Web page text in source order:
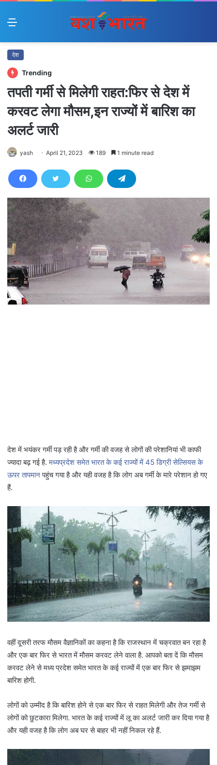
Menu
देश
Trending
तपती गर्मी से मिलेगी राहत:फिर से देश में
करवट लेगा मौसम,इन राज्यों में बारिश का
अलर्ट जारी
yash April 21, 2023 189 1 minute read
देश में भयंकर गर्मी पड़ रही है और गर्मी की वजह से लोगों की परेशानियां भी काफी
ज्यादा बढ़ गई है.मध्यप्रदेश समेत भारत के कई राज्यों में 45 डिग्री सेल्सियस के
ऊपर तापमानपहुंच गया है और यही वजह है कि लोग अब गर्मी के मारे परेशान हो गए
हैं.
वहीं दूसरी तरफ मौसम वैज्ञानिकों का कहना है कि राजस्थान में चक्रवात बन रहा है
और एक बार फिर से भारत में मौसम करवट लेने वाला है. आपको बता दें कि मौसम
करवट लेने से मध्य प्रदेश समेत भारत के कई राज्यों में एक बार फिर से झमाझम
बारिश होगी.
लोगों को उम्मीद है कि बारिश होने से एक बार फिर से राहत मिलेगी और तेज गर्मी से
लोगों को छुटकारा मिलेगा. भारत के कई राज्यों में लू का अलर्ट जारी कर दिया गया है
और यही वजह है कि लोग अब घर से बाहर भी नहीं निकल रहे हैं.